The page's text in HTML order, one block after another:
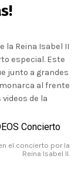
la Reina Isabel II
especial. Este
junto a grandes
al frente
de la
el concierto por la
Reina Isabel II.